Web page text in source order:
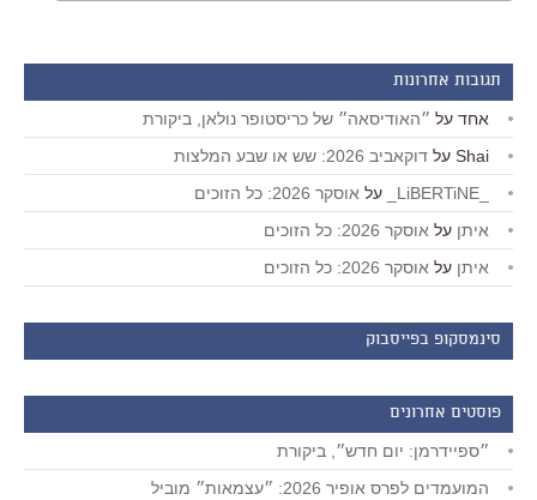
תגובות אחרונות
אחד על ״האודיסאה״ של כריסטופר נולאן, ביקורת
Shai על דוקאביב 2026: שש או שבע המלצות
על אוסקר 2026: כל הזוכים
איתן על אוסקר 2026: כל הזוכים
איתן על אוסקר 2026: כל הזוכים
סינמסקופ בפייסבוק
פוסטים אחרונים
״ספיידרמן: יום חדש״, ביקורת
המועמדים לפרס אופיר 2026: ״עצמאות״ מוביל